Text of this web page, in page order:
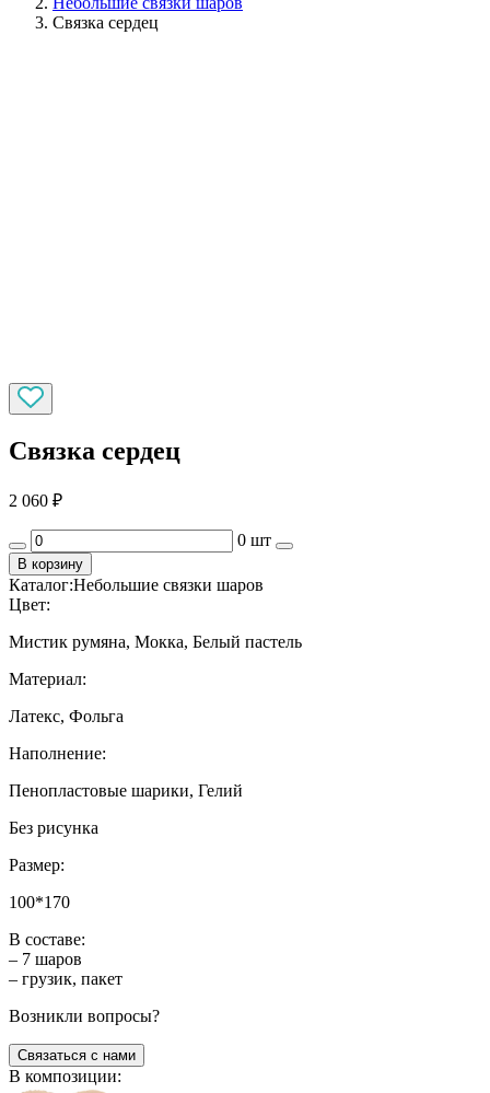
Связка сердец
Связка сердец
2 060 ₽
0 шт
В корзину
Каталог:Небольшие связки шаров
Цвет:
Мистик румяна, Мокка, Белый пастель
Материал:
Латекс, Фольга
Наполнение:
Пенопластовые шарики, Гелий
Без рисунка
Размер:
100*170
В составе:
– 7 шаров
– грузик, пакет
Возникли вопросы?
Связаться с нами
В композиции: